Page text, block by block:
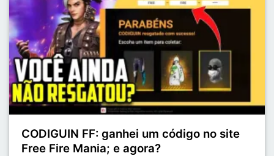
CODIGUIN FF: ganhei um código no site
Free Fire Mania; e agora?